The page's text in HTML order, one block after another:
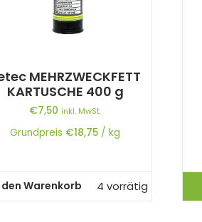
MEHRZWECKFETT
KARTUSCHE 400 g
€7,50 inkl. MwSt.
Grundpreis €18,75 /kg
den Warenkorb 4 vorrätig